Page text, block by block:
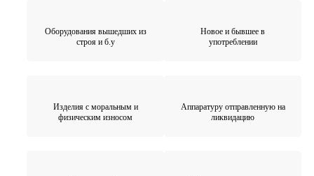
Оборудования вышедших из
строя и б.у
Новое и бывшее в
употреблении
Изделия с моральным и
физическим износом
Аппаратуру отправленную на
ликвидацию